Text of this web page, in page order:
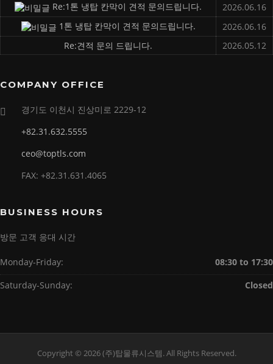
Re:1톤 냉탑 칸막이 견적 문의드립니다.
2026.06.16
1톤 냉탑 칸막이 견적 문의드립니다.
2026.06.16
Re:견적 문의 드립니다.
2026.05.12
COMPANY OFFICE
경기도 이천시 진상미로 2229-12
+82.31.632.5555
ceo@toptls.com
FAX: +82.31.631.4065
BUSINESS HOURS
방문 고객 응대 시간
Monday-Friday:
08:30 to 17:30
Saturday-Sunday:
Closed
Copyright © 2026 (주)탑물류시스템. All Rights Reserved.